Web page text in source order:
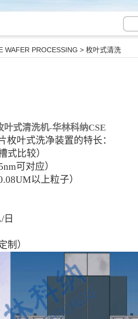
WAFER PROCESSING > 枚叶式清洗
叶式清洗机-华林科纳CSE
枚叶式洗净装置的特长：
式比较）
可对应）
以上粒子）
制）